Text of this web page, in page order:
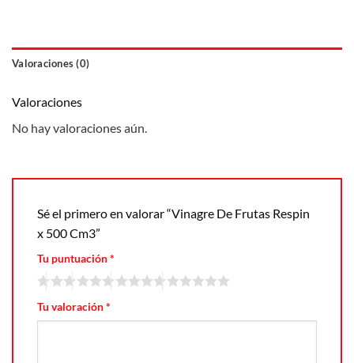
Valoraciones (0)
Valoraciones
No hay valoraciones aún.
Sé el primero en valorar “Vinagre De Frutas Respin
x 500 Cm3”
Tu puntuación*
Tu valoración*